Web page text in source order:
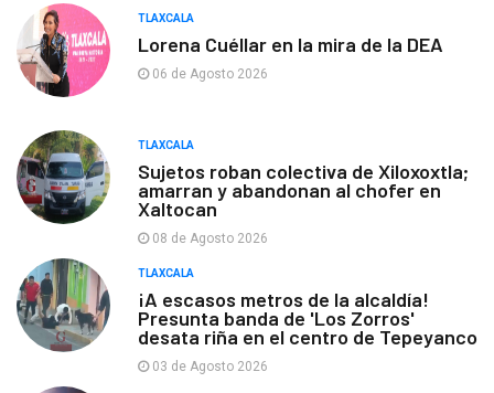
TLAXCALA
Lorena Cuéllar en la mira de la DEA
06 de Agosto 2026
TLAXCALA
Sujetos roban colectiva de Xiloxoxtla;
amarran y abandonan al chofer en
Xaltocan
08 de Agosto 2026
TLAXCALA
¡A escasos metros de la alcaldía!
Presunta banda de 'Los Zorros'
desata riña en el centro de Tepeyanco
03 de Agosto 2026